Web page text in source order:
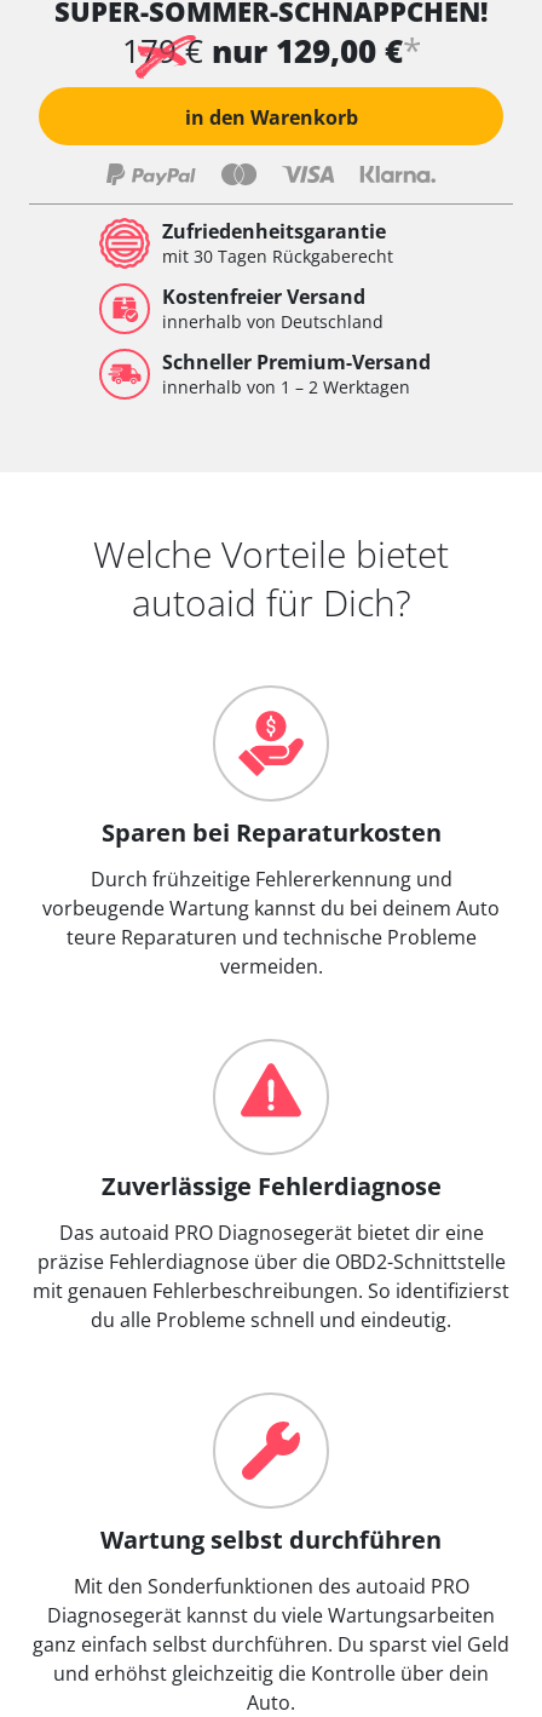
SUPER-SOMMER-SCHNÄPPCHEN!
179 € nur 129,00 €*
in den Warenkorb
Zufriedenheitsgarantie
mit 30 Tagen Rückgaberecht
Kostenfreier Versand
innerhalb von Deutschland
Schneller Premium-Versand
innerhalb von 1 – 2 Werktagen
Welche Vorteile bietet
autoaid für Dich?
Sparen bei Reparaturkosten
Durch frühzeitige Fehlererkennung und
vorbeugende Wartung kannst du bei deinem Auto
teure Reparaturen und technische Probleme
vermeiden.
Zuverlässige Fehlerdiagnose
Das autoaid PRO Diagnosegerät bietet dir eine
präzise Fehlerdiagnose über die OBD2-Schnittstelle
mit genauen Fehlerbeschreibungen. So identifizierst
du alle Probleme schnell und eindeutig.
Wartung selbst durchführen
Mit den Sonderfunktionen des autoaid PRO
Diagnosegerät kannst du viele Wartungsarbeiten
ganz einfach selbst durchführen. Du sparst viel Geld
und erhöhst gleichzeitig die Kontrolle über dein
Auto.